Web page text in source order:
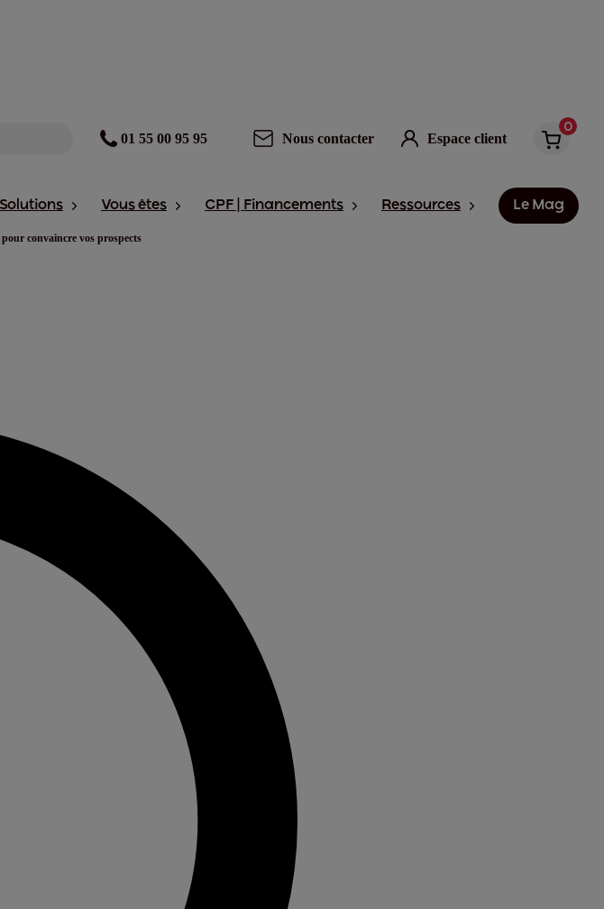
01 55 00 95 95 Nous contacter Espace client
0
Solutions Vous êtes CPF | Financements Ressources Le Mag
convaincre vos prospects